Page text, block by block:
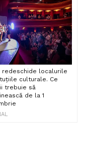
redeschide localurile
culturale. Ce
trebuie să
de la 1